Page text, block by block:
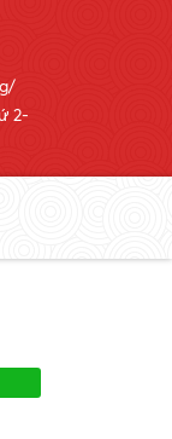
2-